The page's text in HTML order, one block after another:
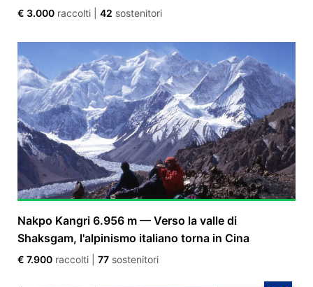
€ 3.000 raccolti 42 sostenitori
Nakpo Kangri 6.956 m — Verso la valle di
Shaksgam, l'alpinismo italiano torna in Cina
€ 7.900 raccolti 77 sostenitori